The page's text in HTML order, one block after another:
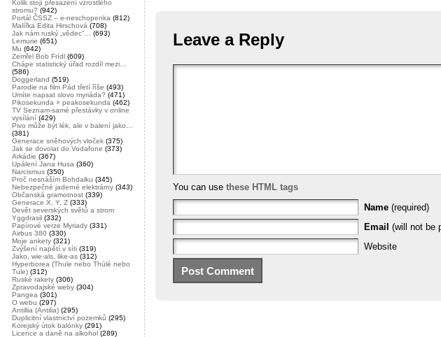
Kolik stojí přesazení vzrostlého
stromu? (942)
Portál ČSSZ – e-neschopenka (812)
Malířka Edita Hirschová (708)
Jak nám ruský „vědec“…
(693)
Lemurie (651)
Mu (642)
Zemřel Bob Frídl (609)
Chápe statistický úřad rozdíl mezi…
(586)
Doggerland (519)
Parodie na film Pád třetí říše (493)
Umíte napsat slovo myriáda? (471)
Pikosekunda × peakosekunda (462)
TV Seznam-samé přestávky v online
vysílání (429)
Pivo může být lék, ale v balení jako…
(381)
Generace sněhových vloček (375)
Jak se dovolat do Vodafone (373)
Arkádie (367)
Upálení Jana Husa (360)
Narcismus (350)
Proč nesnáším Bohdalku (345)
Nebezpečné jaderné elektrárny (343)
Občanská gramotnost (339)
Generace X, Y, Z (333)
Devět severských světů a strom
Yggdrasil (332)
Papírové verze Myriady (331)
Airbus 380 (330)
Moje ankety (321)
Zvýšení napětí v síti (319)
Jako, wie-als, like-as (312)
Hyperborea (Thule nebo Thúlé nebo
Tule) (312)
Ruské rakety (306)
Zpravodajské weby (304)
Pangea (301)
O webu (297)
Antillia (Antilia) (295)
Duplicitní vlastnictví pozemků (295)
Korejský útok balónky (291)
Licence a daně na alkohol (289)
Leave a Reply
You can use these HTML tags
Name (required)
Email (will not be
Website